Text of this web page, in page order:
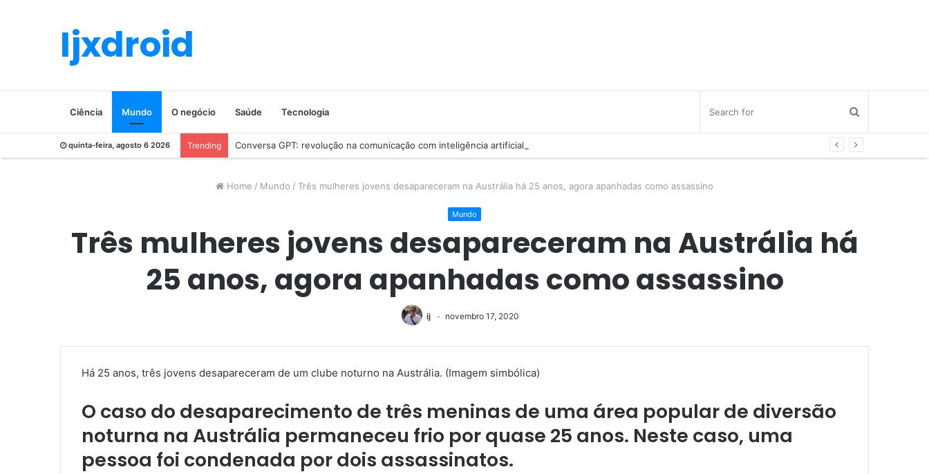
Ijxdroid
Ciência Mundo O negócio Saúde Tecnologia
quinta-feira, agosto 6 2026 Trending Conversa GPT: revolução na comunicação com inteligência artificial
Home / Mundo / Três mulheres jovens desapareceram na Austrália há 25 anos, agora apanhadas como assassino
Mundo
Três mulheres jovens desapareceram na Austrália há
25 anos, agora apanhadas como assassino
ij novembro 17, 2020
Há 25 anos, três jovens desapareceram de um clube noturno na Austrália. (Imagem simbólica)
O caso do desaparecimento de três meninas de uma área popular de diversão
noturna na Austrália permaneceu frio por quase 25 anos. Neste caso, uma
pessoa foi condenada por dois assassinatos.